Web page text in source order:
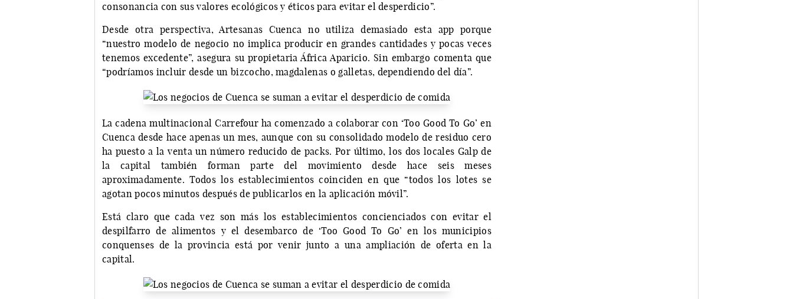
consonancia con sus valores ecológicos y éticos para evitar el desperdicio”.
Desde otra perspectiva, Artesanas Cuenca no utiliza demasiado esta app porque
“nuestro modelo de negocio no implica producir en grandes cantidades y pocas veces
tenemos excedente”, asegura su propietaria África Aparicio. Sin embargo comenta que
“podríamos incluir desde un bizcocho, magdalenas o galletas, dependiendo del día”.
La cadena multinacional Carrefour ha comenzado a colaborar con ‘Too Good To Go’ en
Cuenca desde hace apenas un mes, aunque con su consolidado modelo de residuo cero
ha puesto a la venta un número reducido de packs. Por último, los dos locales Galp de
la capital también forman parte del movimiento desde hace seis meses
aproximadamente. Todos los establecimientos coinciden en que “todos los lotes se
agotan pocos minutos después de publicarlos en la aplicación móvil”.
Está claro que cada vez son más los establecimientos concienciados con evitar el
despilfarro de alimentos y el desembarco de ‘Too Good To Go’ en los municipios
conquenses de la provincia está por venir junto a una ampliación de oferta en la
capital.